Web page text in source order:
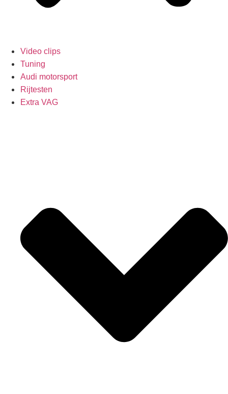
Video clips
Tuning
Audi motorsport
Rijtesten
Extra VAG